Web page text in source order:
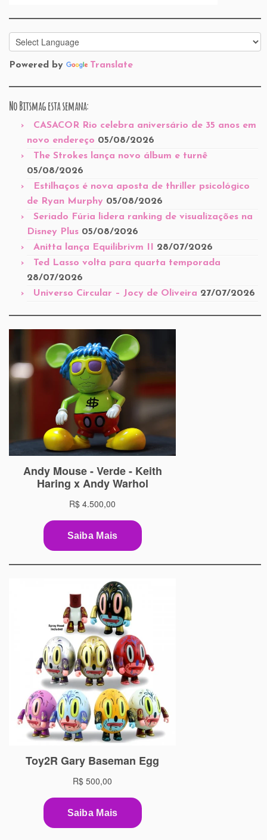
Powered by Translate
No Bitsmag esta semana:
CASACOR Rio celebra aniversário de 35 anos em
novo endereço 05/08/2026
The Strokes lança novo álbum e turnê
05/08/2026
Estilhaços é nova aposta de thriller psicológico
de Ryan Murphy 05/08/2026
Seriado Fúria lidera ranking de visualizações na
Disney Plus 05/08/2026
Anitta lança Equilibrivm II
28/07/2026
Ted Lasso volta para quarta temporada
28/07/2026
Universo Circular – Jocy de Oliveira 27/07/2026